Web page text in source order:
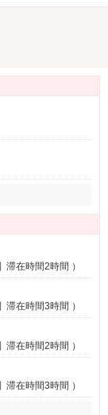
滞在時間2時間 ）
滞在時間3時間 ）
滞在時間2時間 ）
滞在時間3時間 ）